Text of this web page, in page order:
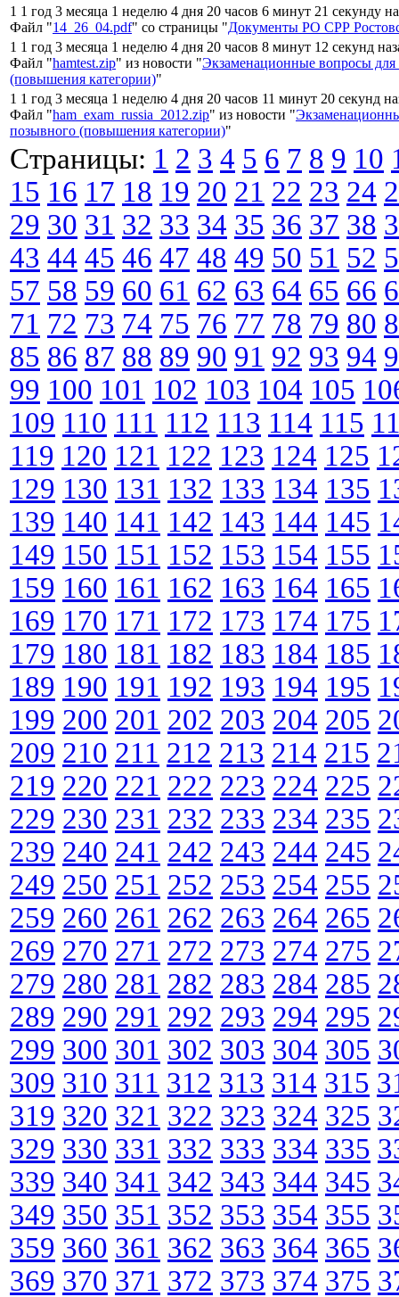
1 1 год 3 месяца 1 неделю 4 дня 20 часов 6 минут 21 секунду
Файл "14_26_04.pdf" со страницы "Документы РО СРР
1 1 год 3 месяца 1 неделю 4 дня 20 часов 8 минут 12 секунд
Файл "hamtest.zip" из новости "Экзаменационные вопросы
(повышения категории)"
1 1 год 3 месяца 1 неделю 4 дня 20 часов 11 минут 20 секунд
Файл "ham_exam_russia_2012.zip" из новости "
позывного (повышения категории)"
Страницы: 1 2 3 4 5 6 7 8 9 10
15 16 17 18 19 20 21 22 23 24
29 30 31 32 33 34 35 36 37 38
43 44 45 46 47 48 49 50 51 52
57 58 59 60 61 62 63 64 65 66
71 72 73 74 75 76 77 78 79 80
85 86 87 88 89 90 91 92 93 94
99 100 101 102 103 104 105
109 110 111 112 113 114 115
119 120 121 122 123 124 125
129 130 131 132 133 134 135
139 140 141 142 143 144 145
149 150 151 152 153 154 155
159 160 161 162 163 164 165
169 170 171 172 173 174 175
179 180 181 182 183 184 185
189 190 191 192 193 194 195
199 200 201 202 203 204 205
209 210 211 212 213 214 215
219 220 221 222 223 224 225
229 230 231 232 233 234 235
239 240 241 242 243 244 245
249 250 251 252 253 254 255
259 260 261 262 263 264 265
269 270 271 272 273 274 275
279 280 281 282 283 284 285
289 290 291 292 293 294 295
299 300 301 302 303 304 305
309 310 311 312 313 314 315
319 320 321 322 323 324 325
329 330 331 332 333 334 335
339 340 341 342 343 344 345
349 350 351 352 353 354 355
359 360 361 362 363 364 365
369 370 371 372 373 374 375